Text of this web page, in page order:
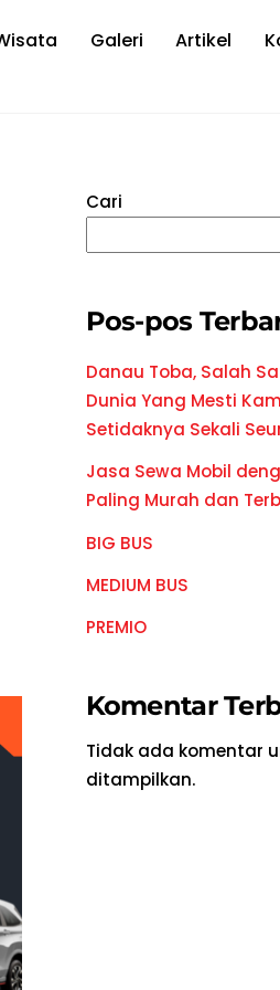
Galeri Artikel
Cari
Pos-pos
Danau Toba, Salah
Dunia Yang Mesti
Setidaknya Sekali
Jasa Sewa Mobil
Paling Murah dan
BIG BUS
MEDIUM BUS
PREMIO
Komentar
Tidak ada komentar
ditampilkan.